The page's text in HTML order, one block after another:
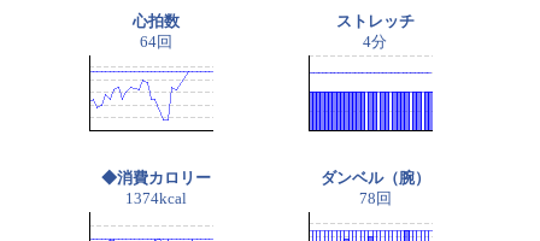
心拍数
64回
ストレッチ
4分
◆消費カロリー
1374kcal
ダンベル（腕）
78回